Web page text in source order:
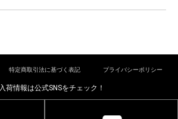
特定商取引法に基づく表記 プライバシーポリシー
荷情報は公式SNSをチェック！